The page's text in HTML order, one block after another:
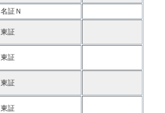
名証Ｎ
東証
東証
東証
東証